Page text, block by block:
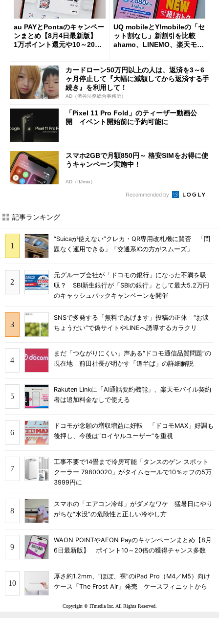
au PAYとPontaのキャンペー
ンまとめ【8月4日最新版】
1万ポイント還元や10～20％
UQ mobileとY!mobileの「セ
ット割なし」新割引を比較
ahamo、LINEMO、楽天モバ
カードローン50万円以上の人は、返済を3～6
ヶ月停止して『大幅に減額してから返済する手
続き』を利用して！
AD（渋谷法務総合事務所）
「Pixel 11 Pro Fold」のティーザー動画公
開 イベント開始前に予約可能に
スマホ2GBで月額850円～ 格安SIMをお得に使
うキャンペーン実施中！
AD（IIJmio）
Recommended by
記事ランキング
“Suicaが使えない”クレカ・QR専用改札機に賛否 「問
題なく運用できる」「交通系ICの方がスムーズ」
元グループ会社が「ドコモの銀行」になった不満を吸
収？ SBI新生銀行が「SBIの銀行」として最大5.2万円
のキャッシュバックキャンペーンを開催
SNSで多発する「無料であげます」投稿の正体 “お涙
ちょうだい”で偽サイトやLINEへ誘導するカラクリ
まだ「つながりにくい」声ある“ドコモ通信品質問題”の
現在地 前田社長が明かす「道半ば」の詳細解説
Rakuten Linkに「AI通話要約機能」、楽天モバイル契約
者は追加料金なしで使える
ドコモが念願の増収増益に好転 「ドコモMAX」好調も
後押し、今後は“ロイヤルユーザー”を重視
工事不要で14畳まで冷房可能「タンスのゲン スポット
クーラー 79800020」がタイムセールで10％オフの5万
3999円に
スマホの「エアコン冷却」がダメなワケ 猛暑日にやり
がちな“水没”の危険性と正しい冷やし方
WAON POINTやAEON Payのキャンペーンまとめ【8月
6日最新版】 ポイント10～20倍の獲得チャンス多数
厚さ約1.2mm、“ほぼ、裸”のiPad Pro（M4／M5）向け
ケース「The Frost Air」発売 ケースフィニットから
Copyright © ITmedia Inc. All Rights Reserved.